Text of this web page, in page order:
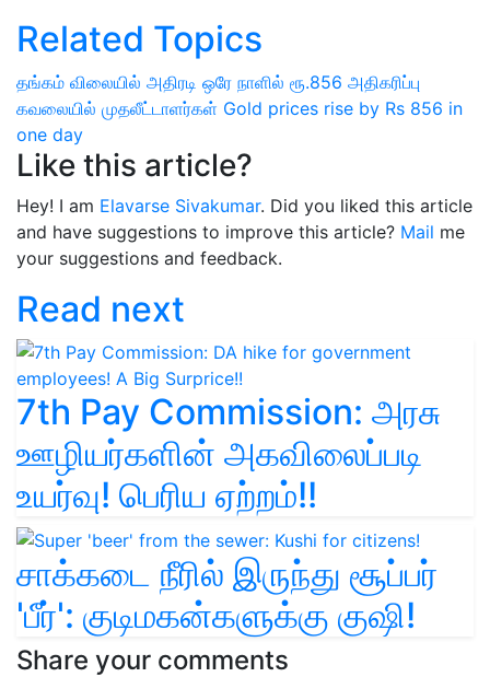
Related Topics
தங்கம் விலையில் அதிரடி ஒரே நாளில் ரூ.856 அதிகரிப்பு
கவலையில் முதலீட்டாளர்கள் Gold prices rise by Rs 856 in
one day
Like this article?
Hey! I am Elavarse Sivakumar. Did you liked this article
and have suggestions to improve this article? Mail me
your suggestions and feedback.
Read next
7th Pay Commission: அரசு
ஊழியர்களின் அகவிலைப்படி
உயர்வு! பெரிய ஏற்றம்!!
சாக்கடை நீரில் இருந்து சூப்பர்
'பீர்': குடிமகன்களுக்கு குஷி!
Share your comments